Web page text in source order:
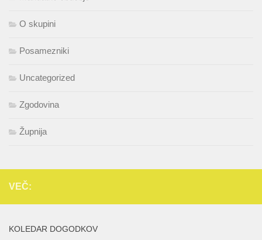
O skupini
Posamezniki
Uncategorized
Zgodovina
Župnija
VEČ:
KOLEDAR DOGODKOV